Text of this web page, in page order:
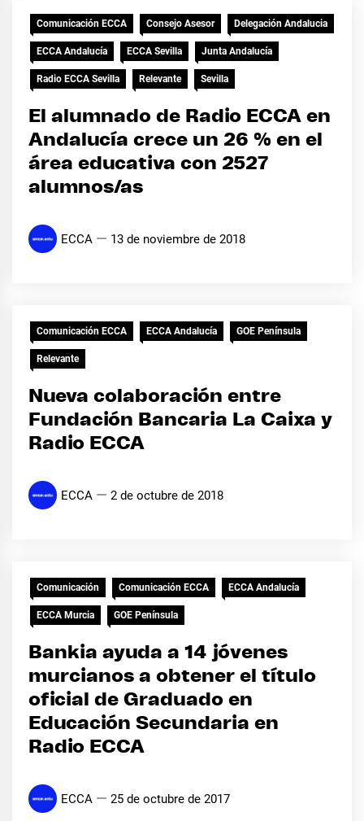
Comunicación ECCA Consejo Asesor Delegación Andalucia
ECCA Andalucía ECCA Sevilla Junta Andalucía
Radio ECCA Sevilla Relevante Sevilla
El alumnado de Radio ECCA en
Andalucía crece un 26 % en el
área educativa con 2527
alumnos/as
ECCA 13 de noviembre de 2018
Comunicación ECCA ECCA Andalucía GOE Península
Relevante
Nueva colaboración entre
Fundación Bancaria La Caixa y
Radio ECCA
ECCA 2 de octubre de 2018
Comunicación Comunicación ECCA ECCA Andalucía
ECCA Murcia GOE Península
Bankia ayuda a 14 jóvenes
murcianos a obtener el título
oficial de Graduado en
Educación Secundaria en
Radio ECCA
ECCA 25 de octubre de 2017